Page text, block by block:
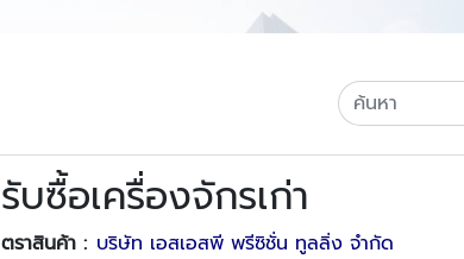
รับซื้อเครื่องจักรเก่า
ตราสินค้า : บริษัท เอสเอสพี พรีซิชั่น ทูลลิ่ง จำกัด